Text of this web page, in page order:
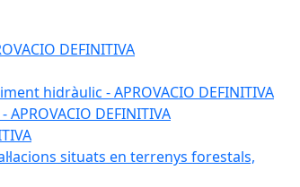
DEFINITIVA
hidràulic - APROVACIO DEFINITIVA
DEFINITIVA
situats en terrenys forestals,